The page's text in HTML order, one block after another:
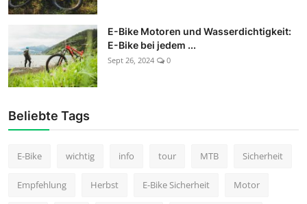
E-Bike Motoren und Wasserdichtigkeit:
E-Bike bei jedem ...
Sept 26, 2024 0
Beliebte Tags
E-Bike wichtig info tour MTB Sicherheit
Empfehlung Herbst E-Bike Sicherheit Motor